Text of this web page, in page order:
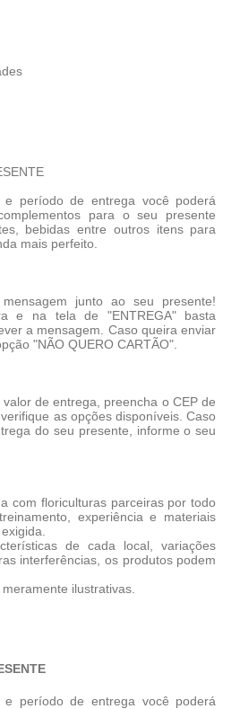
e período de entrega você poder
para o seu presente
bebidas entre outros itens para
mais perfeito.
junto ao seu presente!
e na tela de "ENTREGA" basta
a mensagem. Caso queira enviar
"NÃO QUERO CARTÃO".
de entrega, preencha o CEP de
as opções disponíveis. Caso
do seu presente, informe o seu
com floriculturas parceiras por todo
experiência e materiais
de cada local, variações
interferências, os produtos podem
ilustrativas.
e período de entrega você poder